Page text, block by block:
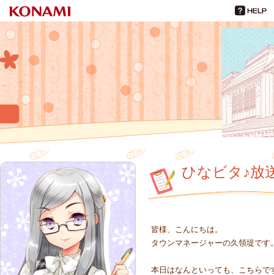
倉野川観光課だより
ひなビタ♪
ひなビタ♪放
皆様、こんにちは。
タウンマネージャーの久領堤です
本日はなんといっても、こちらで